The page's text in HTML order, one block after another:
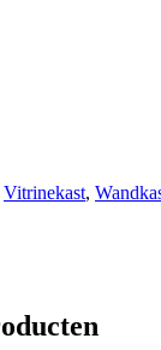
Vitrinekast,